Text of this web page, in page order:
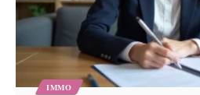
IMMO